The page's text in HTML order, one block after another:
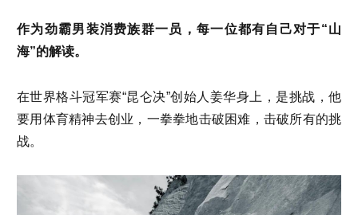
作为劲霸男装消费族群一员，每一位都有自己对于“山
海”的解读。
在世界格斗冠军赛“昆仑决”创始人姜华身上，是挑战，他
要用体育精神去创业，一拳拳地击破困难，击破所有的挑
战。